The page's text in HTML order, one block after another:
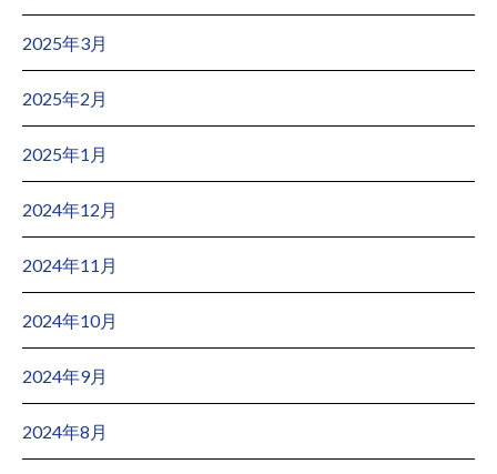
2025年3月
2025年2月
2025年1月
2024年12月
2024年11月
2024年10月
2024年9月
2024年8月